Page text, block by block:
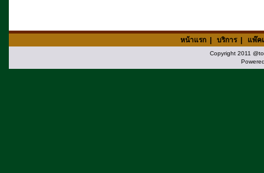
หน้าแรก บริการ| แพ๊ค
Copyright 2011